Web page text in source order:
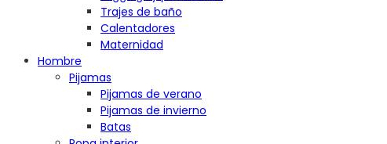
Trajes de baño
Calentadores
Maternidad
Hombre
Pijamas
Pijamas de verano
Pijamas de invierno
Batas